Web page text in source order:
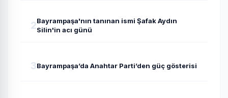
2Bayrampaşa'nın tanınan ismi Şafak Aydın
Silin'in acı günü
3Bayrampaşa’da Anahtar Parti’den güç gösterisi